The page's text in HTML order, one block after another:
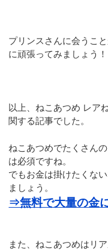
プリンスさんに会うこ
に頑張ってみましょう！
以上、ねこあつめ レア
関する記事でした。
ねこあつめでたくさん
は必須ですね。
でもお金は掛けたくな
ましょう。
⇒無料で大量の金
また、ねこあつめはリ